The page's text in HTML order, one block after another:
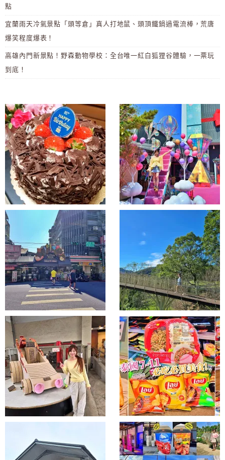
點
宜蘭雨天冷氣景點「頭等倉」真人打地鼠、頭頂鐵鍋過電流棒，荒唐
爆笑程度爆表！
高雄內門新景點！野森動物學校：全台唯一紅白狐狸谷體驗，一票玩
到底！